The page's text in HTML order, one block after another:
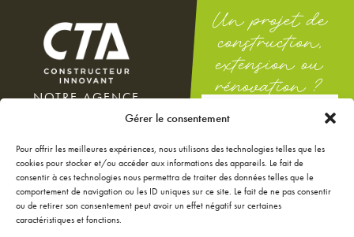
Gérer le consentement
Pour offrir les meilleures expériences, nous utilisons des technologies telles que les
cookies pour stocker et/ou accéder aux informations des appareils. Le fait de
consentir à ces technologies nous permettra de traiter des données telles que le
comportement de navigation ou les ID uniques sur ce site. Le fait de ne pas consentir
ou de retirer son consentement peut avoir un effet négatif sur certaines
caractéristiques et fonctions.
NOS ANNONCES
JE CONFIGURE MA
NOTRE AGENCE
100 rue Docteur Théodor
12000 Rodez
Du lundi au vendredi : 8h-12h
/ 14h-18h
Le samedi : 9h-12h
Un projet de
construction,
extension ou
rénovation ?
DEMANDEZ
UNE ÉTUDE
GRATUITE